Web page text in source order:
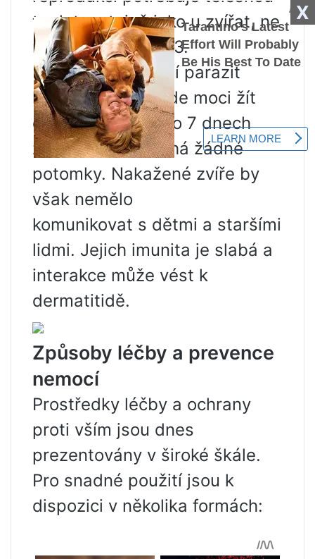
X
teplotu, stejně jako u zvířat, ne
nižší než 37,4-39,3.
Při kontaktu s kůží parazit
kousne, ale nebude moci žít
dlouhou dobu a po 7 dnech
zemře a nezanechá žádné
potomky. Nakažené zvíře by
však nemělo
komunikovat s dětmi a staršími
lidmi. Jejich imunita je slabá a
interakce může vést k
dermatitidě.
Způsoby léčby a prevence
nemocí
Prostředky léčby a ochrany
proti vším jsou dnes
prezentovány v široké škále.
Pro snadné použití jsou k
dispozici v několika formách: